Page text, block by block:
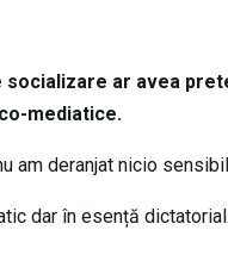
ar avea
mediatice.
am deranjat nicio
dar în esență dictatorial.